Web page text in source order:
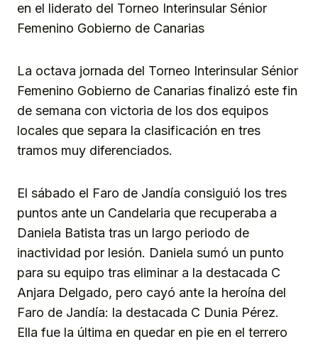
en el liderato del Torneo Interinsular Sénior
Femenino Gobierno de Canarias
La octava jornada del Torneo Interinsular Sénior
Femenino Gobierno de Canarias finalizó este fin
de semana con victoria de los dos equipos
locales que separa la clasificación en tres
tramos muy diferenciados.
El sábado el Faro de Jandía consiguió los tres
puntos ante un Candelaria que recuperaba a
Daniela Batista tras un largo periodo de
inactividad por lesión. Daniela sumó un punto
para su equipo tras eliminar a la destacada C
Anjara Delgado, pero cayó ante la heroína del
Faro de Jandía: la destacada C Dunia Pérez.
Ella fue la última en quedar en pie en el terrero